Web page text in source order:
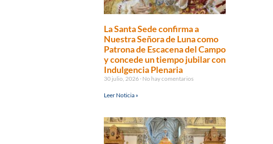
La Santa Sede confirma a
Nuestra Señora de Luna como
Patrona de Escacena del Campo
y concede un tiempo jubilar con
Indulgencia Plenaria
30 julio, 2026 No hay comentarios
Leer Noticia »